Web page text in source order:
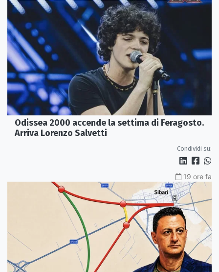
Odissea 2000 accende la settima di Feragosto.
Arriva Lorenzo Salvetti
Condividi su:
19 ore fa